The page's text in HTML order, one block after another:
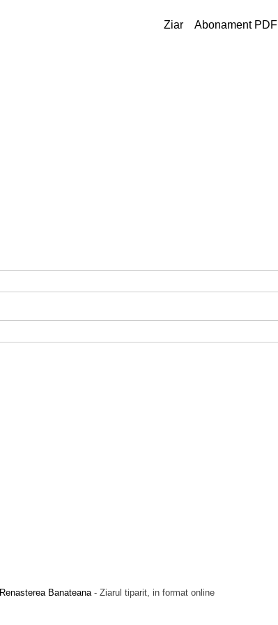
Ziar Abonament PDF
Renasterea Banateana- Ziarul tiparit, in format online